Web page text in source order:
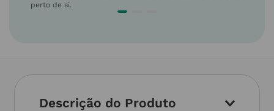
perto de si.
Descrição do Produto